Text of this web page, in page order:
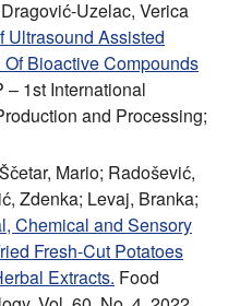
Uzelac, Verica
Ultrasound Assisted
Bioactive Compounds
– 1st International
and Processing;
Mario; Radošević,
Zdenka; Levaj, Branka;
Chemical and Sensory
Fresh-Cut Potatoes
Extracts. Food